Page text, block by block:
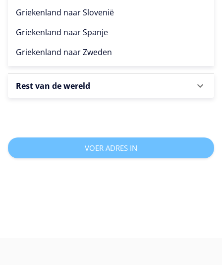
Griekenland naarSlovenië
Griekenland naarSpanje
Griekenland naarZweden
Rest van de wereld
VOER ADRES IN